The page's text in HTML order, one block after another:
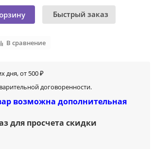
Быстрый заказ
В сравнение
дня, от 500 ₽
договоренности.
возможна дополнительная
для просчета скидки